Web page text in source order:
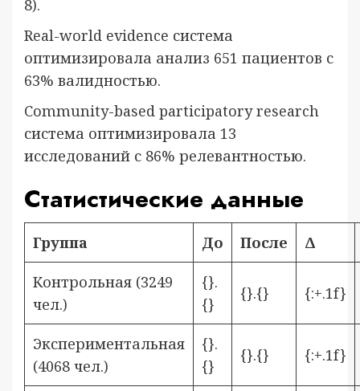
8).
Real-world evidence система
оптимизировала анализ 651 пациентов с
63% валидностью.
Community-based participatory research
система оптимизировала 13
исследований с 86% релевантностью.
Статистические данные
Группа До После Δ
Контрольная (3249
чел.)
{}.
{}
{}.{} {:+.1f}
Экспериментальная
(4068 чел.)
{}.
{}
{}.{} {:+.1f}